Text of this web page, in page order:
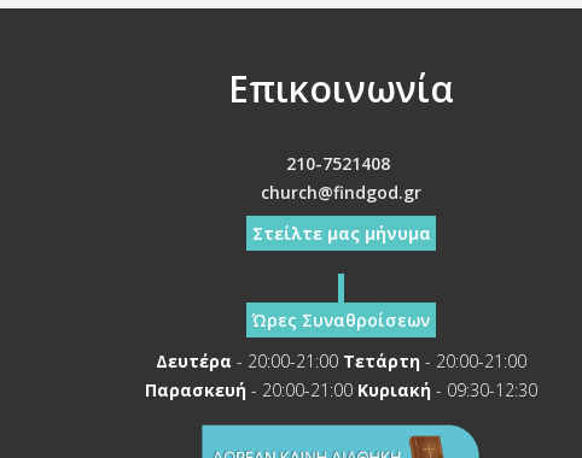
Επικοινωνία
210-7521408
church@findgod.gr
Στείλτε μας μήνυμα
Ώρες Συναθροίσεων
Δευτέρα - 20:00-21:00 Τετάρτη- 20:00-21:00
Παρασκευή- 20:00-21:00 Κυριακή- 09:30-12:30